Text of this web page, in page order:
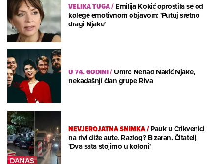
VELIKA TUGA/Emilija Kokić oprostila se od
kolege emotivnom objavom: 'Putuj sretno
dragi Njake'
U 74. GODINI/Umro Nenad Nakić Njake,
nekadašnji član grupe Riva
NEVJEROJATNA SNIMKA/Pauk u Crikvenici
na rivi diže aute. Razlog? Bizaran. Čitatelj:
'Dva sata stojimo u koloni'